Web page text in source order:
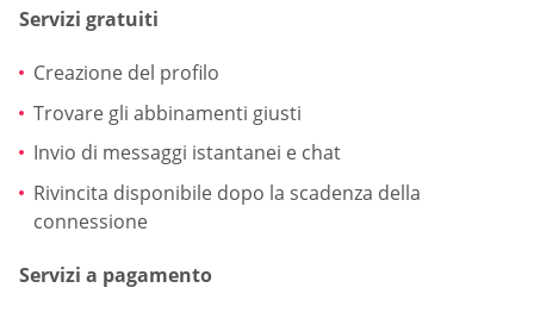
Servizi gratuiti
Creazione del profilo
Trovare gli abbinamenti giusti
Invio di messaggi istantanei e chat
Rivincita disponibile dopo la scadenza della
connessione
Servizi a pagamento